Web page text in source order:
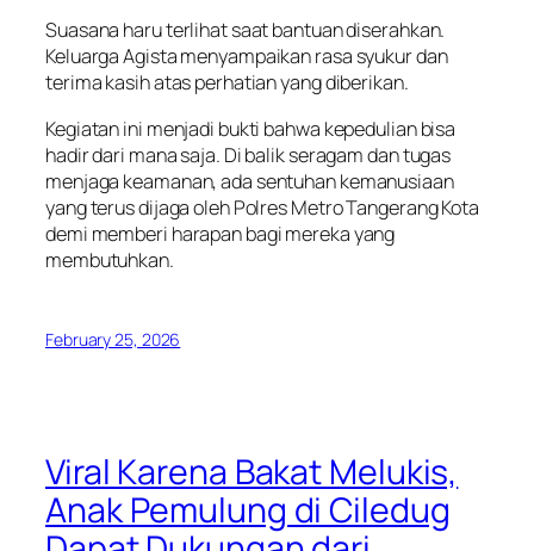
Suasana haru terlihat saat bantuan diserahkan.
Keluarga Agista menyampaikan rasa syukur dan
terima kasih atas perhatian yang diberikan.
Kegiatan ini menjadi bukti bahwa kepedulian bisa
hadir dari mana saja. Di balik seragam dan tugas
menjaga keamanan, ada sentuhan kemanusiaan
yang terus dijaga oleh Polres Metro Tangerang Kota
demi memberi harapan bagi mereka yang
membutuhkan.
February 25, 2026
Viral Karena Bakat Melukis,
Anak Pemulung di Ciledug